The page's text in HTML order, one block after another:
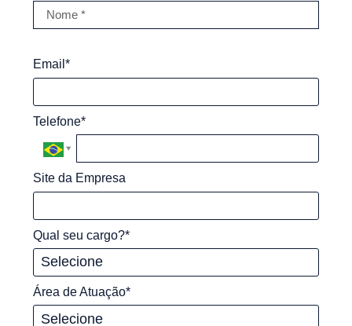
Email*
Telefone*
Site da Empresa
Qual seu cargo?*
Área de Atuação*